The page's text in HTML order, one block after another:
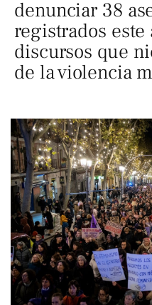
denunciar 38
registrados este
discursos que
de la violencia